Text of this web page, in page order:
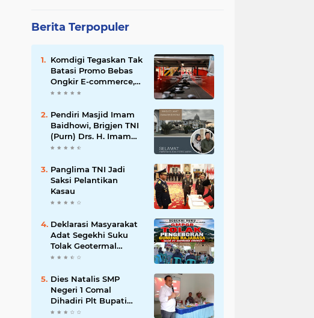
Berita Terpopuler
Komdigi Tegaskan Tak
Batasi Promo Bebas
Ongkir E-commerce,
tapi Perusahaan Kurir
Pendiri Masjid Imam
Baidhowi, Brigjen TNI
(Purn) Drs. H. Imam
Baidhowi, M.M., C. Fr.A
Selamat Idul Fitri 1445
H
Panglima TNI Jadi
Saksi Pelantikan
Kasau
Deklarasi Masyarakat
Adat Segekhi Suku
Tolak Geotermal
Gunung Rajabasa,
Secara Hukum
Dies Natalis SMP
Negeri 1 Comal
Dihadiri Plt Bupati
Pemalang Nurkholis